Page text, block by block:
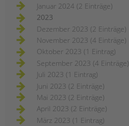
Januar 2024 (2 Einträge)
2023
Dezember 2023 (2 Einträge)
November 2023 (4 Einträge)
Oktober 2023 (1 Eintrag)
September 2023 (4 Einträge)
Juli 2023 (1 Eintrag)
Juni 2023 (2 Einträge)
Mai 2023 (2 Einträge)
April 2023 (2 Einträge)
März 2023 (1 Eintrag)